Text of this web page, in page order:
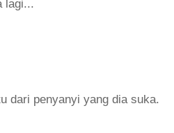
lagi...
dari penyanyi yang dia suka.